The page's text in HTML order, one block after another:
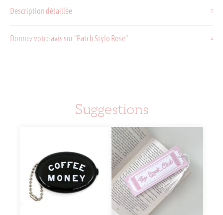
Rose
Description détaillée
Donnez votre avis sur "Patch Stylo Rose"
Suggestions